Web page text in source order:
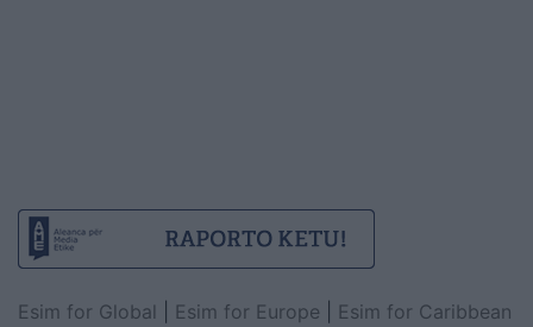
Esim for Global Esim for Europe
Esim for Caribbean